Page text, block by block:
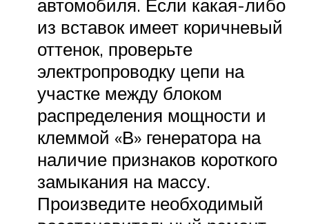
автомобиля. Если какая-либо
из вставок имеет коричневый
оттенок, проверьте
электропроводку цепи на
участке между блоком
распределения мощности и
клеммой «В» генератора на
наличие признаков короткого
замыкания на массу.
Произведите необходимый